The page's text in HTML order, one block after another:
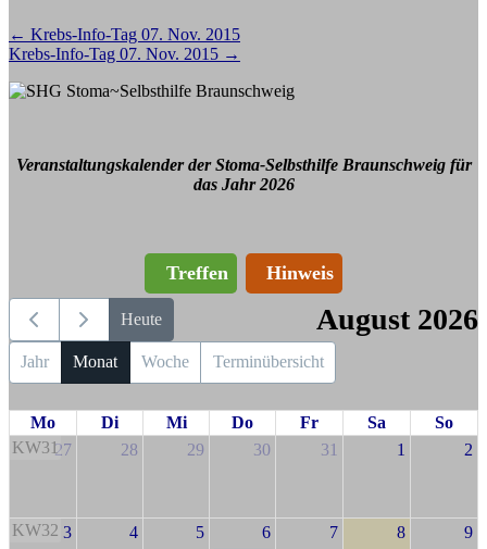
Beitragsnavigation
← Krebs-Info-Tag 07. Nov. 2015
Krebs-Info-Tag 07. Nov. 2015 →
Veranstaltungskalender der Stoma-Selbsthilfe Braunschweig für
das Jahr 2026
Treffen Hinweis
Heute August 2026
Jahr Monat Woche Terminübersicht
Mo Di Mi Do Fr Sa
So
KW3127 28 29 30 31 1 2
KW32 3 4 5 6 7 8 9